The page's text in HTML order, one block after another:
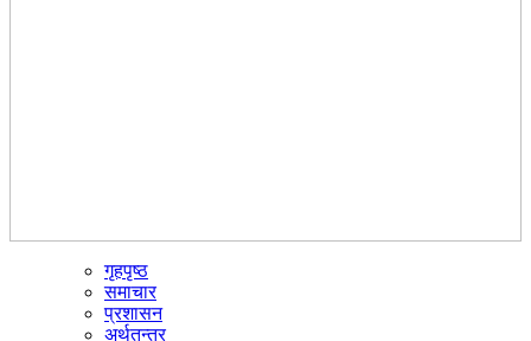
गृहपृष्ठ
समाचार
प्रशासन
अर्थतन्त्र